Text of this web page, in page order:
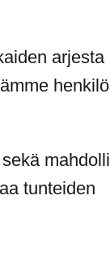
arjesta
tunteiden